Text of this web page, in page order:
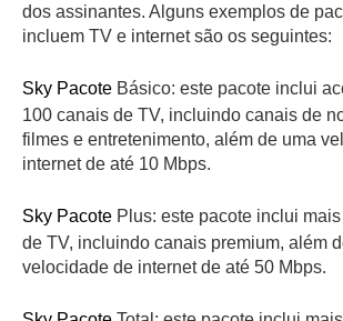
dos assinantes. Alguns exemplos de
incluem TV e internet são os seguintes:
Sky Pacote Básico: este pacote inclui
100 canais de TV, incluindo canais de
filmes e entretenimento, além de uma
internet de até 10 Mbps.
Sky Pacote Plus: este pacote inclui
de TV, incluindo canais premium, além
velocidade de internet de até 50 Mbps.